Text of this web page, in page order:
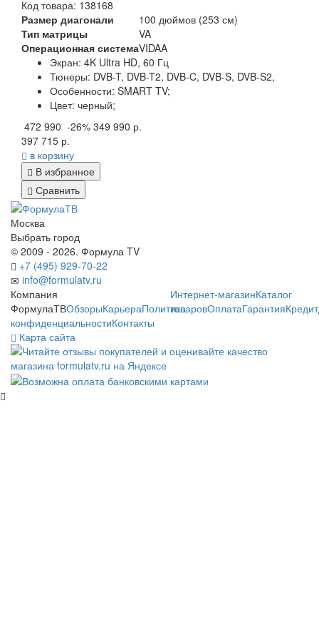
Код товара: 138168
Размер диагонали
100 дюймов (253 см)
Тип матрицы
VA
Операционная системаVIDAA
Экран: 4K Ultra HD, 60 Гц
Тюнеры: DVB-T, DVB-T2, DVB-C, DVB-S, DVB-S2,
Особенности: SMART TV;
Цвет: черный;
472 990 -26% 349 990 р.
397 715 р.
в корзину
В избранное
Сравнить
Москва
Выбрать город
© 2009 - 2026. Формула TV
+7 (495) 929-70-22
info@formulatv.ru
Компания
ФормулаТВОбзорыКарьераПолитика
конфиденциальностиКонтакты
Интернет-магазинКаталог
товаровОплатаГарантияКредит
Карта сайта